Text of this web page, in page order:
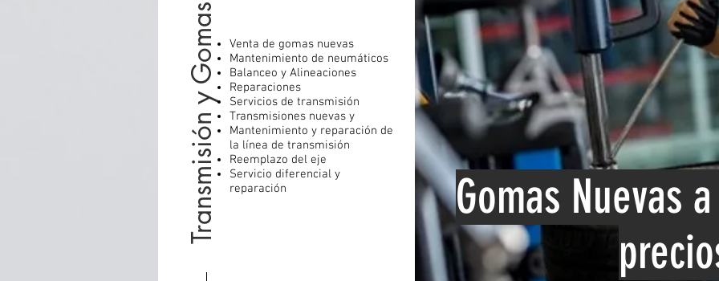
Transmisión y Gomas
Venta de gomas nuevas
Mantenimiento de neumáticos
Balanceo y Alineaciones
Reparaciones
Servicios de transmisión
Transmisiones nuevas y
Mantenimiento y reparación de
la línea de transmisión
Reemplazo del eje
Servicio diferencial y
reparación
Gomas Nuevas